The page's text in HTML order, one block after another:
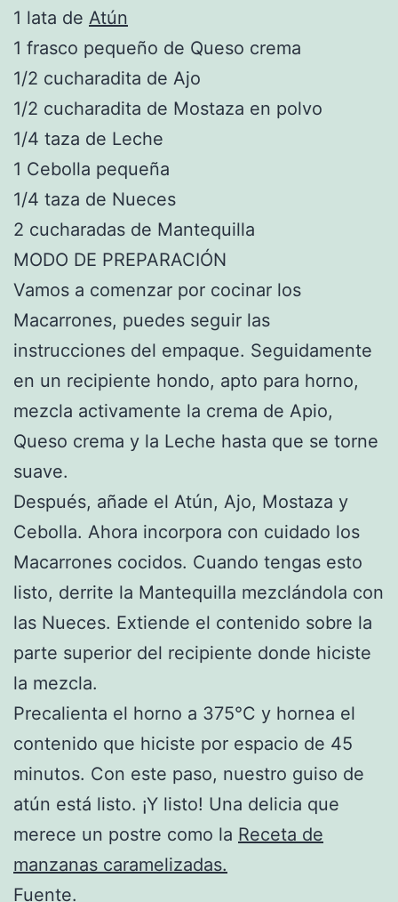
1 lata de Atún
1 frasco pequeño de Queso crema
1/2 cucharadita de Ajo
1/2 cucharadita de Mostaza en polvo
1/4 taza de Leche
1 Cebolla pequeña
1/4 taza de Nueces
2 cucharadas de Mantequilla
MODO DE PREPARACIÓN
Vamos a comenzar por cocinar los
Macarrones, puedes seguir las
instrucciones del empaque. Seguidamente
en un recipiente hondo, apto para horno,
mezcla activamente la crema de Apio,
Queso crema y la Leche hasta que se torne
suave.
Después, añade el Atún, Ajo, Mostaza y
Cebolla. Ahora incorpora con cuidado los
Macarrones cocidos. Cuando tengas esto
listo, derrite la Mantequilla mezclándola con
las Nueces. Extiende el contenido sobre la
parte superior del recipiente donde hiciste
la mezcla.
Precalienta el horno a 375°C y hornea el
contenido que hiciste por espacio de 45
minutos. Con este paso, nuestro guiso de
atún está listo. ¡Y listo! Una delicia que
merece un postre como la Receta de
manzanas caramelizadas.
Fuente.